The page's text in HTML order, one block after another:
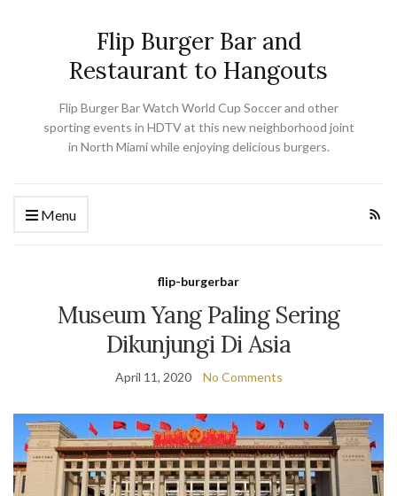
Flip Burger Bar and
Restaurant to Hangouts
Flip Burger Bar Watch World Cup Soccer and other
sporting events in HDTV at this new neighborhood joint
in North Miami while enjoying delicious burgers.
Menu
flip-burgerbar
Museum Yang Paling Sering
Dikunjungi Di Asia
April 11, 2020 No Comments